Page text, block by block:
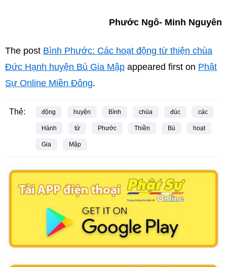
Phước Ngô- Minh Nguyên
The post Bình Phước: Các hoạt động từ thiện chùa
Đức Hạnh huyện Bù Gia Mập appeared first on Phật
Sự Online Miền Đông.
Thẻ: động huyện Bình chùa đúc các
Hành tử Phước Thiền Bù hoạt
Gia Mập